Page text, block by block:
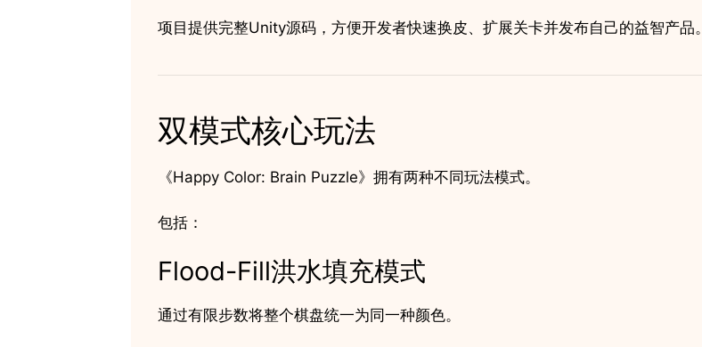
项目提供完整Unity源码，方便开发者快速换皮、扩展关卡并发布自己的益智产品。
双模式核心玩法
《Happy Color: Brain Puzzle》拥有两种不同玩法模式。
包括：
Flood-Fill洪水填充模式
通过有限步数将整个棋盘统一为同一种颜色。